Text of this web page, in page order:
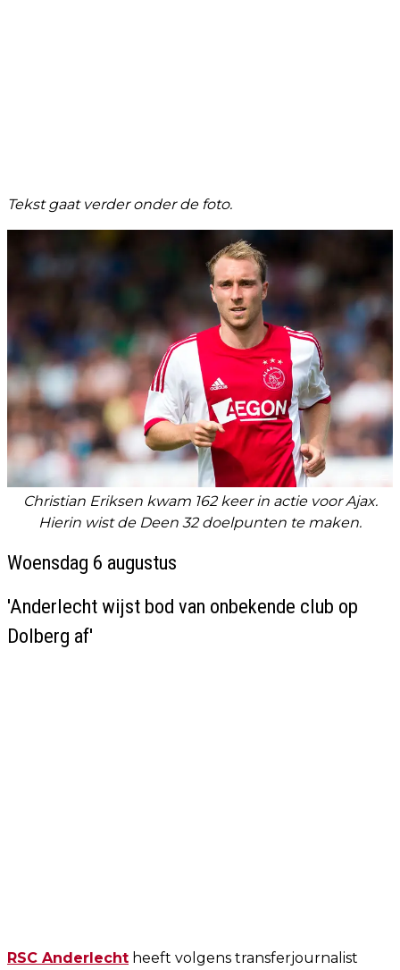
Tekst gaat verder onder de foto.
Christian Eriksen kwam 162 keer in actie voor Ajax.
Hierin wist de Deen 32 doelpunten te maken.
Woensdag 6 augustus
'Anderlecht wijst bod van onbekende club op
Dolberg af'
RSC Anderlecht heeft volgens transferjournalist